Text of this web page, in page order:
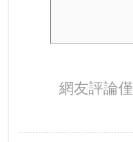
網友評論